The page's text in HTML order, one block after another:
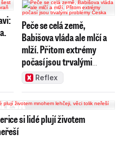
Peče se celá země,
Babišova vláda ale mlčí a
mlží. Přitom extrémy
počasí jsou trvalými
problémy Česka
Reflex
si lidé plují životem